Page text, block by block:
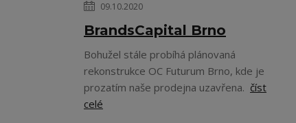
09.10.2020
BrandsCapital Brno
Bohužel stále probíhá plánovaná
rekonstrukce OC Futurum Brno, kde je
prozatím naše prodejna uzavřena. číst
celé